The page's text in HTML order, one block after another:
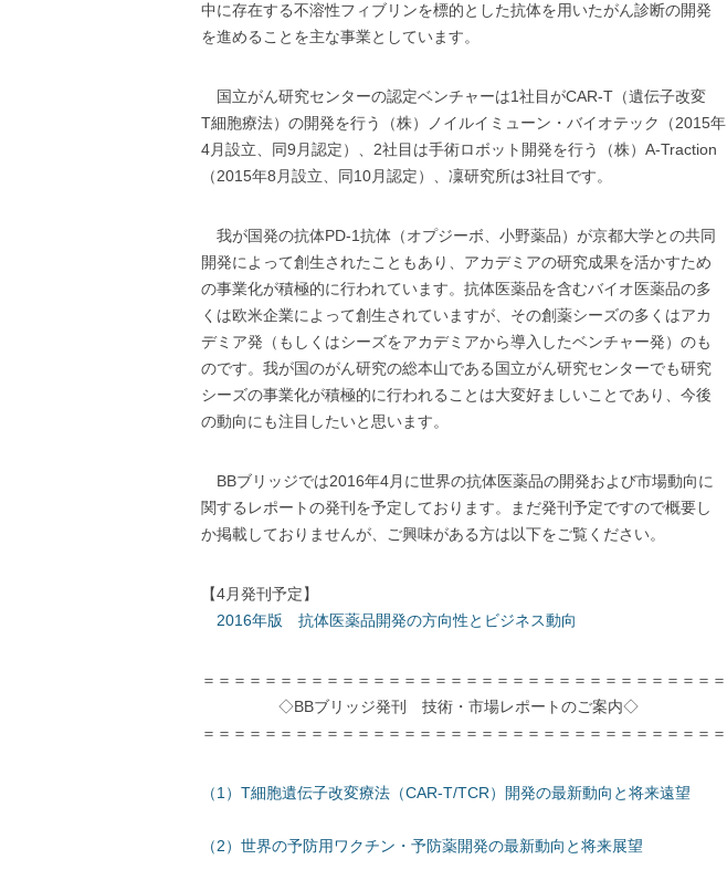
中に存在する不溶性フィブリンを標的とした抗体を用いたがん診断の開発
を進めることを主な事業としています。
国立がん研究センターの認定ベンチャーは1社目がCAR-T（遺伝子改変
T細胞療法）の開発を行う（株）ノイルイミューン・バイオテック（2015年
4月設立、同9月認定）、2社目は手術ロボット開発を行う（株）A-Traction
（2015年8月設立、同10月認定）、凜研究所は3社目です。
我が国発の抗体PD-1抗体（オプジーボ、小野薬品）が京都大学との共同
開発によって創生されたこともあり、アカデミアの研究成果を活かすため
の事業化が積極的に行われています。抗体医薬品を含むバイオ医薬品の多
くは欧米企業によって創生されていますが、その創薬シーズの多くはアカ
デミア発（もしくはシーズをアカデミアから導入したベンチャー発）のも
のです。我が国のがん研究の総本山である国立がん研究センターでも研究
シーズの事業化が積極的に行われることは大変好ましいことであり、今後
の動向にも注目したいと思います。
BBブリッジでは2016年4月に世界の抗体医薬品の開発および市場動向に
関するレポートの発刊を予定しております。まだ発刊予定ですので概要し
か掲載しておりませんが、ご興味がある方は以下をご覧ください。
【4月発刊予定】
2016年版 抗体医薬品開発の方向性とビジネス動向
＝＝＝＝＝＝＝＝＝＝＝＝＝＝＝＝＝＝＝＝＝＝＝＝＝＝＝＝＝＝＝＝＝＝
◇BBブリッジ発刊 技術・市場レポートのご案内◇
＝＝＝＝＝＝＝＝＝＝＝＝＝＝＝＝＝＝＝＝＝＝＝＝＝＝＝＝＝＝＝＝＝＝
（1）T細胞遺伝子改変療法（CAR-T/TCR）開発の最新動向と将来遠望
（2）世界の予防用ワクチン・予防薬開発の最新動向と将来展望